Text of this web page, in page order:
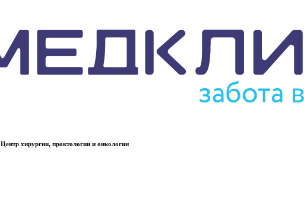
Центр хирургии, проктологии и онкологии